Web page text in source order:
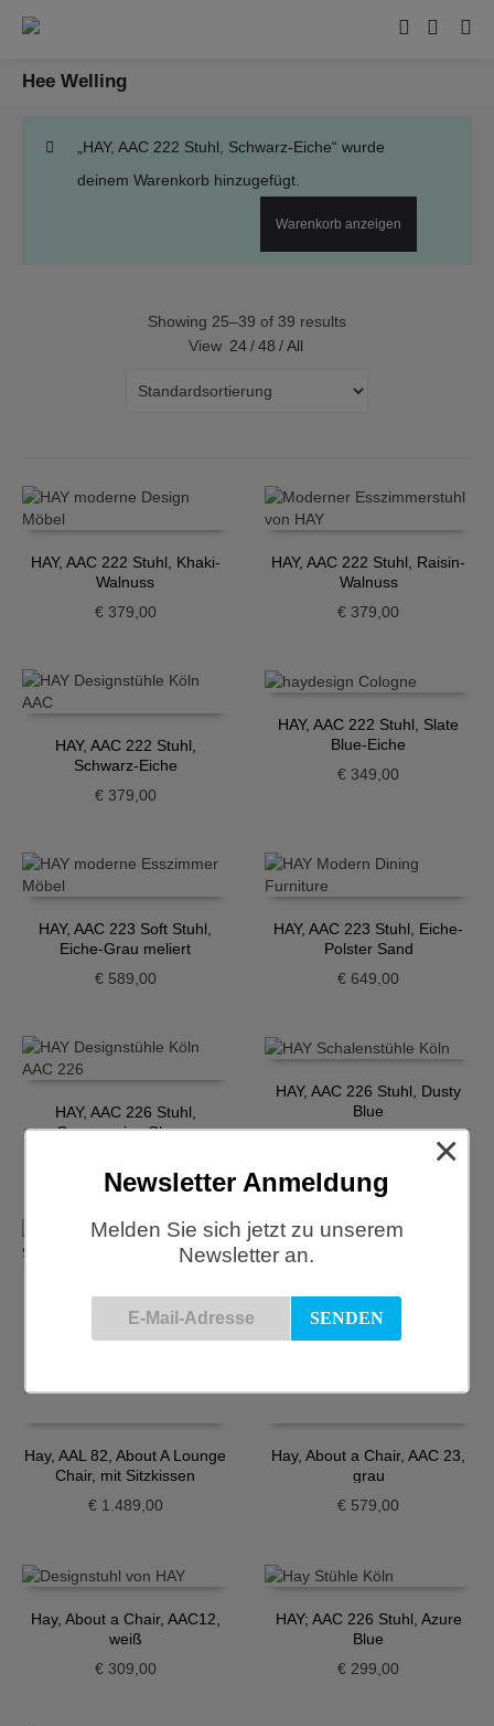
Hee Welling
„HAY, AAC 222 Stuhl, Schwarz-Eiche“ wurde
deinem Warenkorb hinzugefügt.
Warenkorb anzeigen
Showing 25–39 of 39 results
View 24 / 48 / All
HAY, AAC 222 Stuhl, Khaki-
Walnuss
€379,00
HAY, AAC 222 Stuhl, Raisin-
Walnuss
€ 379,00
HAY, AAC 222 Stuhl,
Schwarz-Eiche
€379,00
HAY, AAC 222 Stuhl, Slate
Blue-Eiche
€ 349,00
HAY, AAC 223 Soft Stuhl,
Eiche-Grau meliert
€589,00
HAY, AAC 223 Stuhl, Eiche-
Polster Sand
€ 649,00
HAY, AAC 226 Stuhl,
Cremeweiss-Chrom
HAY, AAC 226 Stuhl, Dusty
Blue
HAY, AAC123 Stuhl, Atlas 911
Walnuss
€769,00
Chair mit Sitzkissen
€1.759,00
Hay, AAL 82, About A Lounge
Chair, mit Sitzkissen
€1.489,00
Hay, About a Chair, AAC 23,
grau
€ 579,00
Hay, About a Chair, AAC12,
weiß
€309,00
HAY; AAC 226 Stuhl, Azure
Blue
€ 299,00
Newsletter Anmeldung
Melden Sie sich jetzt zu unserem
Newsletter an.
×